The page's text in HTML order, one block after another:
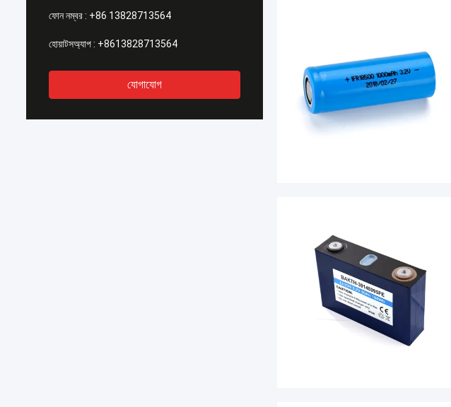
ফোন নম্বর : +86 13828713564
হোয়াটসঅ্যাপ : +8613828713564
যোগাযোগ